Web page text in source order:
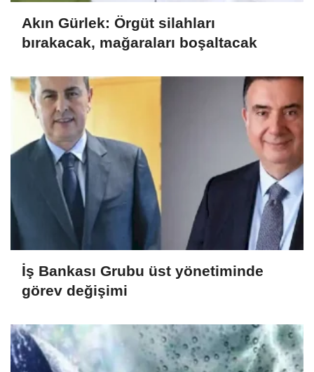
Akın Gürlek: Örgüt silahları
bırakacak, mağaraları boşaltacak
İş Bankası Grubu üst yönetiminde
görev değişimi